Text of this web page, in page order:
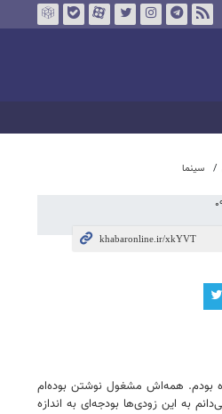
سینما
بودم. همه‌اش مشغول نوشتن بوده‌ام
به این زودی‌ها بودجه‌ای به اندازه